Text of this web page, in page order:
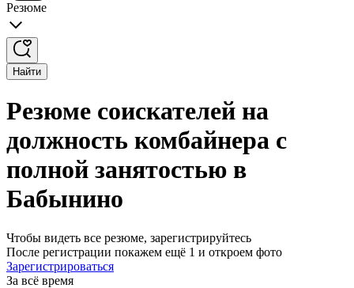
Резюме
Найти
Резюме соискателей на
должность комбайнера с
полной занятостью в
Бабынино
Чтобы видеть все резюме, зарегистрируйтесь
После регистрации покажем ещё 1 и откроем фото
Зарегистрироваться
За всё время